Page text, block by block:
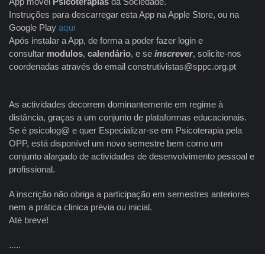
Instruções para descarregar esta App na Apple Store, ou na
Google Play aqui
Após instalar a App, de forma a poder fazer login e
consultar modulos, calendário, e se inscrever, solicite-nos
coordenadas através do email construtivistas@sppc.org.pt
As actividades decorrem dominantemente em regime à
distância, graças a um conjunto de plataformas educacionais.
Se é psicolog@ e quer Especializar-se em Psicoterapia pela
OPP, está disponível um novo semestre bem como um
conjunto alargado de actividades de desenvolvimento pessoal e
profissional.
A inscrição não obriga a participação em semestres anteriores
nem a prática clinica prévia ou inicial.
Até breve!
.....